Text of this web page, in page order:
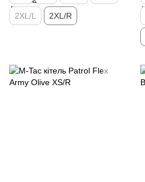
2XL/L 2XL/R